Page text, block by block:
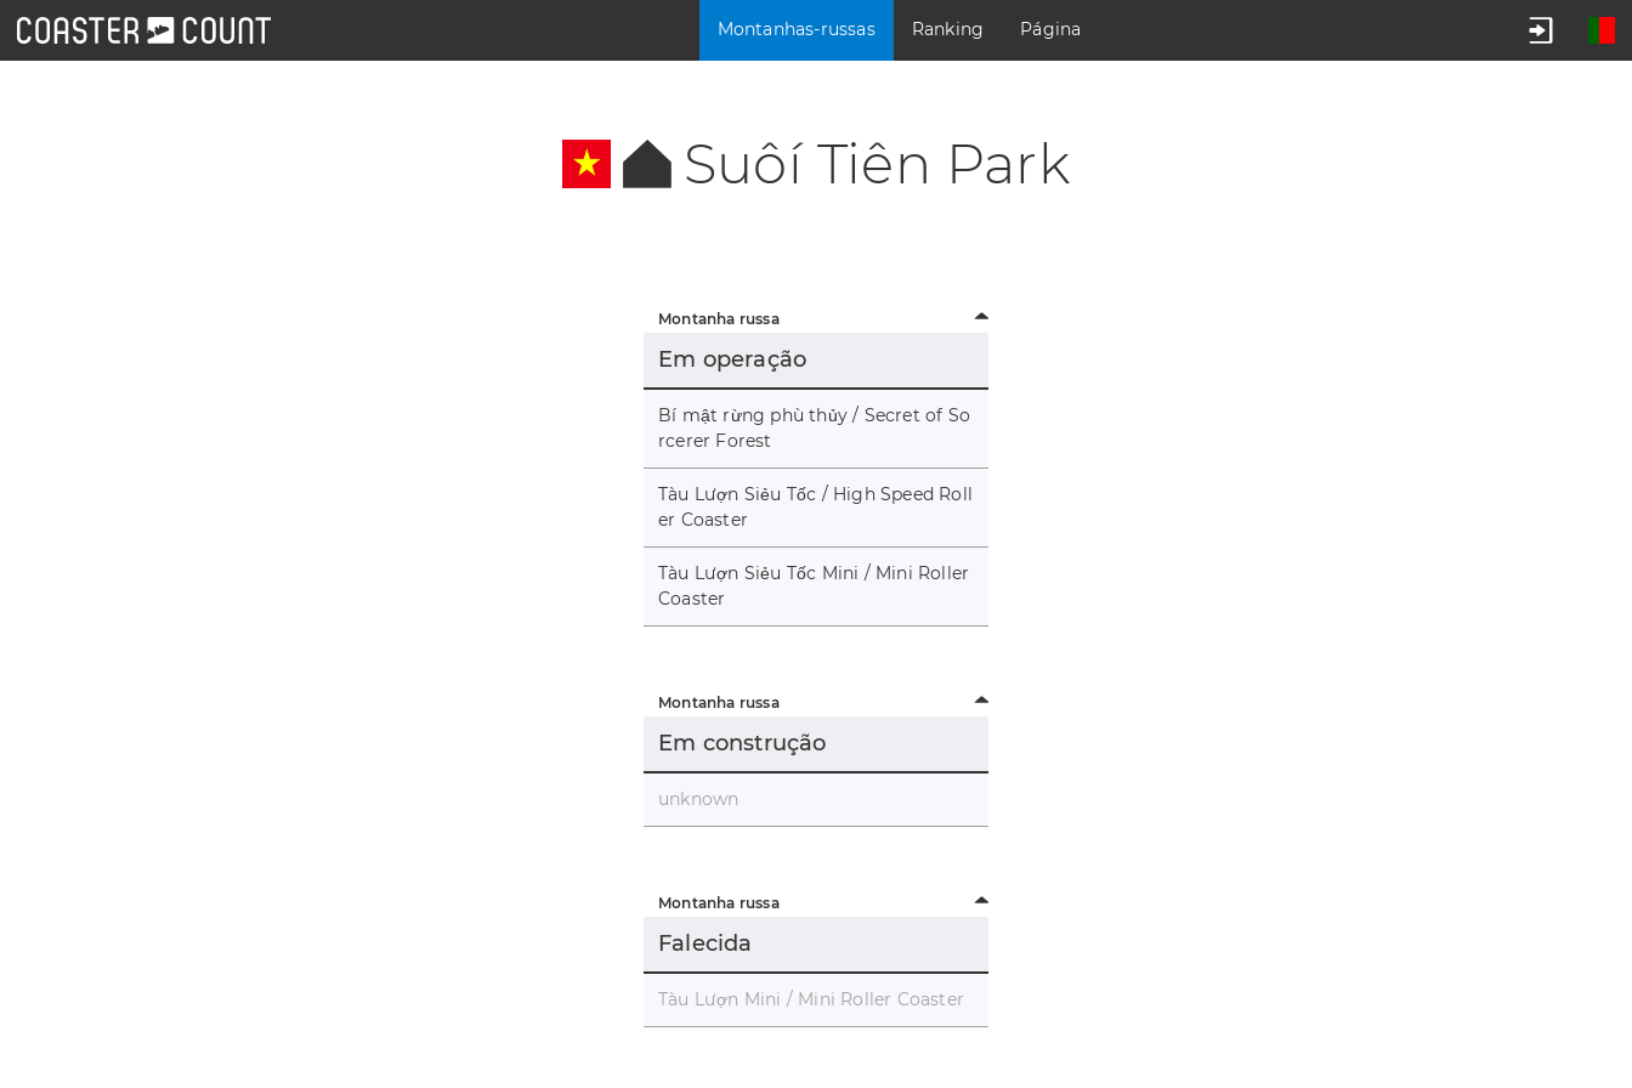
Montanhas-russas Ranking Página
Suôí Tiên Park
Montanha russa
Em operação
Bí mật rừng phù thủy / Secret of So
rcerer Forest
Tàu Lượn Siẻu Tốc / High Speed Roll
er Coaster
Tàu Lượn Siẻu Tốc Mini / Mini Roller
Coaster
Montanha russa
Em construção
unknown
Montanha russa
Falecida
Tàu Lượn Mini / Mini Roller Coaster